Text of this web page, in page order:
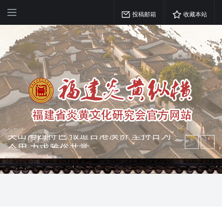
投稿邮箱 收藏本站
弘扬优秀文化 振奋民族精神 介绍民族
瑰宝 宣传中华精英
突出海西特色 报道台港澳侨 坚持古为